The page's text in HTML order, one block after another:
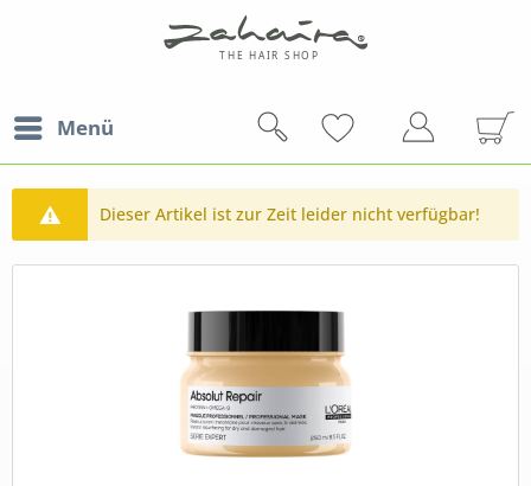
Menü
Dieser Artikel ist zur Zeit leider nicht verfügbar!